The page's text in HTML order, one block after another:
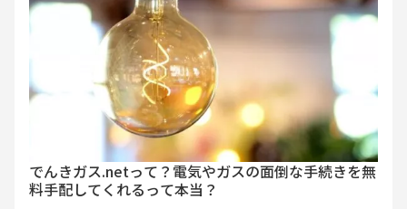
でんきガス.netって？電気やガスの面倒な手続きを無
料手配してくれるって本当？